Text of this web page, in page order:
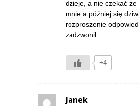
dzieje, a nie czekać że
mnie a później się
rozproszenie
zadzwonił.
+4
Janek